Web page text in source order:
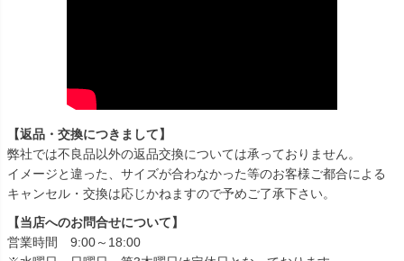
【返品・交換につきまして】
弊社では不良品以外の返品交換については承っておりません。
イメージと違った、サイズが合わなかった等のお客様ご都合による
キャンセル・交換は応じかねますので予めご了承下さい。
【当店へのお問合せについて】
営業時間 9:00～18:00